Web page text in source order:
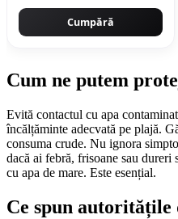
Cumpără
Cum ne putem
Evită contactul cu apa
încălțăminte adecvată pe plajă.
consuma crude. Nu ignora
dacă ai febră, frisoane sau dureri
cu apa de mare. Este esențial.
Ce spun autoritățile